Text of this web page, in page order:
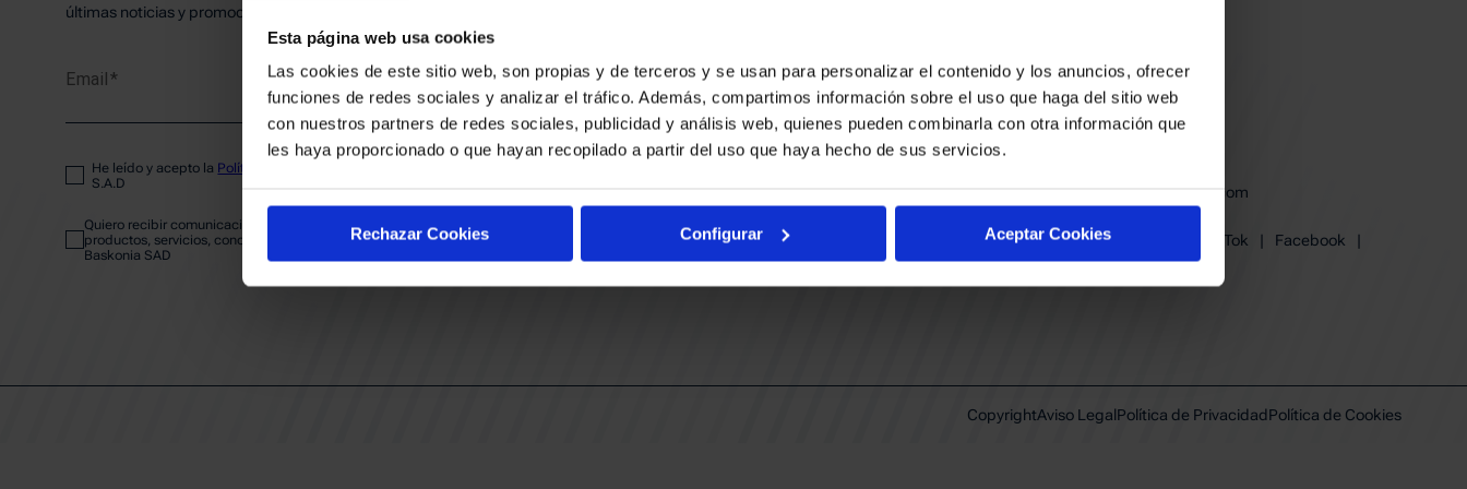
Esta página web usa cookies
Las cookies de este sitio web, son propias y de terceros y se usan para personalizar el contenido y los anuncios, ofrecer
funciones de redes sociales y analizar el tráfico. Además, compartimos información sobre el uso que haga del sitio web
con nuestros partners de redes sociales, publicidad y análisis web, quienes pueden combinarla con otra información que
les haya proporcionado o que hayan recopilado a partir del uso que haya hecho de sus servicios.
Rechazar Cookies Configurar Aceptar Cookies
PLANTILLA
ENTRADAS
ABONADOS
CALENDARIO
CLUB
últimas noticias y promociones del club.
Email
He leído y acepto la Política de privacidad
S.A.D
Quiero recibir comunicaciones electrónicas sobre las actividades,
productos, servicios, concursos, ofertas y/o promociones del SASKI
Baskonia SAD
BAKH
FUNDACIÓN BASKONIA-ALAVÉS
01013 Vitoria-Gasteiz
baskonia@baskonia.com
Instagram
TikTok | Facebook
|
Youtube
| Linkedin
CopyrightAviso LegalPolítica de PrivacidadPolítica de Cookies